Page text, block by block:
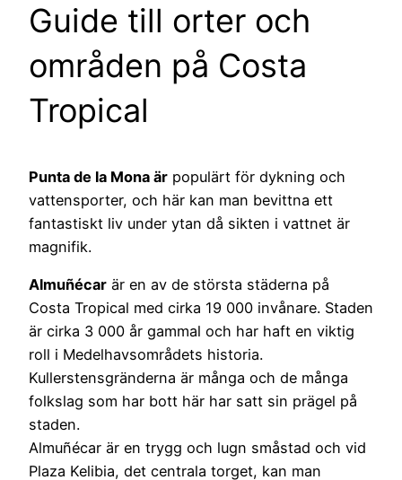
Guide till orter och
områden på Costa
Tropical
Punta de la Mona är populärt för dykning och
vattensporter, och här kan man bevittna ett
fantastiskt liv under ytan då sikten i vattnet är
magnifik.
Almuñécar är en av de största städerna på
Costa Tropical med cirka 19 000 invånare. Staden
är cirka 3 000 år gammal och har haft en viktig
roll i Medelhavsområdets historia.
Kullerstensgränderna är många och de många
folkslag som har bott här har satt sin prägel på
staden.
Almuñécar är en trygg och lugn småstad och vid
Plaza Kelibia, det centrala torget, kan man